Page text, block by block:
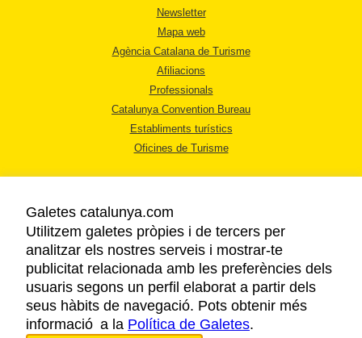
Newsletter
Mapa web
Agència Catalana de Turisme
Afiliacions
Professionals
Catalunya Convention Bureau
Establiments turístics
Oficines de Turisme
AVÍS LEGAL
POLÍTICA DE PRIVACITAT
COOKIES
ACCESSIBILITAT
Galetes catalunya.com
Utilitzem galetes pròpies i de tercers per
analitzar els nostres serveis i mostrar-te
publicitat relacionada amb les preferències dels
usuaris segons un perfil elaborat a partir dels
seus hàbits de navegació. Pots obtenir més
informació a la Política de Galetes.